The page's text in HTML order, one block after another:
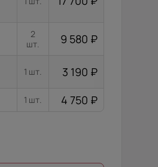
2
шт.
9 580 ₽
1 шт. 3 190 ₽
1 шт. 4 750 ₽